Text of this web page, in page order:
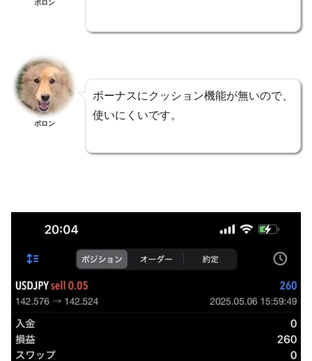
ポロン
ポロン
ボーナスにクッション機能が無いので、
使いにくいです。